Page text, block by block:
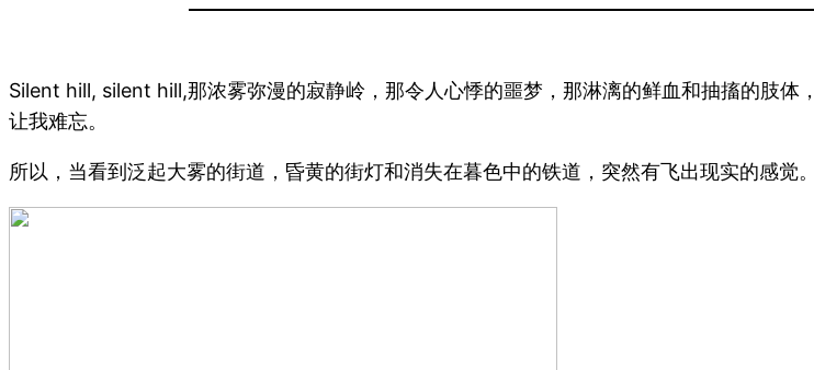
Silent hill, silent hill,那浓雾弥漫的寂静岭，那令人心悸的噩梦，那淋漓的鲜血和抽搐的肢
让我难忘。
所以，当看到泛起大雾的街道，昏黄的街灯和消失在暮色中的铁道，突然有飞出现实的感觉。